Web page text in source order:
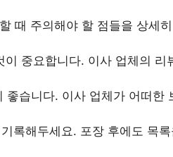
때 주의해야 할 점들을 상세
중요합니다. 이사 업체의 리
습니다. 이사 업체가 어떠한
록해두세요. 포장 후에도 목